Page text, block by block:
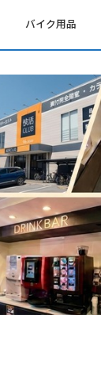
バイク用品